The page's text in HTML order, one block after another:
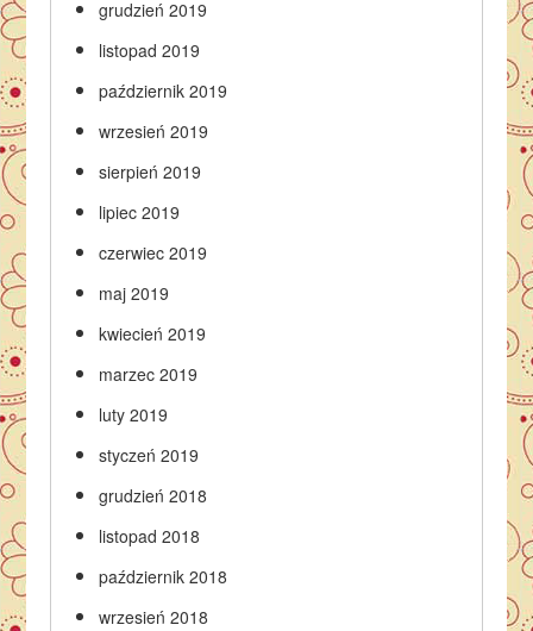
grudzień 2019
listopad 2019
październik 2019
wrzesień 2019
sierpień 2019
lipiec 2019
czerwiec 2019
maj 2019
kwiecień 2019
marzec 2019
luty 2019
styczeń 2019
grudzień 2018
listopad 2018
październik 2018
wrzesień 2018